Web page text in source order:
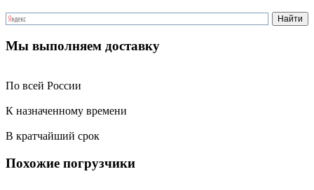
Мы выполняем доставку
По всей России
К назначенному времени
В кратчайший срок
Похожие погрузчики